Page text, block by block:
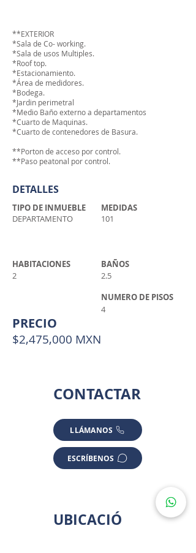
**EXTERIOR
*Sala de Co- working.
*Sala de usos Multiples.
*Roof top.
*Estacionamiento.
*Área de medidores.
*Bodega.
*Jardin perimetral
*Medio Baño externo a departamentos
*Cuarto de Maquinas.
*Cuarto de contenedores de Basura.
**Porton de acceso por control.
**Paso peatonal por control.
DETALLES
TIPO DE INMUEBLE
DEPARTAMENTO
MEDIDAS
101
HABITACIONES
2
BAÑOS
2.5
NUMERO DE PISOS
4
PRECIO
$2,475,000 MXN
CONTACTAR
LLÁMANOS
ESCRÍBENOS
UBICACIÓ